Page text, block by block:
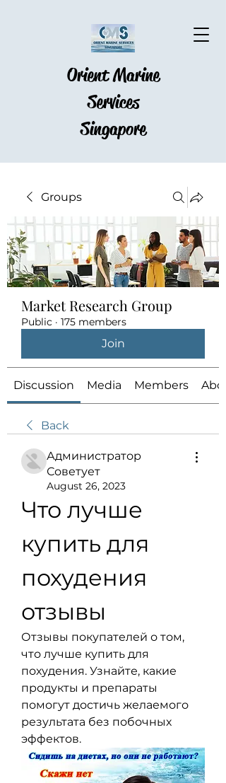
Orient Marine
Services
Singapore
Groups
Market Research Group
Public · 175 members
Join
Discussion Media Members
Back
Администратор
Советует
August 26, 2023
Что лучше
купить для
похудения
отзывы
Отзывы покупателей о том,
что лучше купить для
похудения. Узнайте, какие
продукты и препараты
помогут достичь желаемого
результата без побочных
эффектов.